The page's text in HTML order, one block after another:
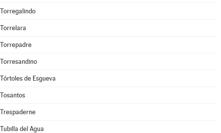
Torregalindo
Torrelara
Torrepadre
Torresandino
Tórtoles de Esgueva
Tosantos
Trespaderne
Tubilla del Agua